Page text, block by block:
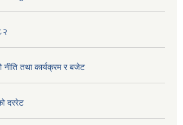
तथा कार्यक्रम र बजेट
दररेट